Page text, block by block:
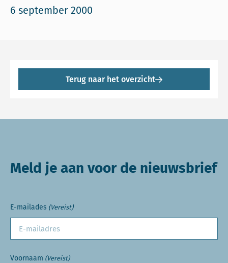
6 september 2000
Terug naar het overzicht
Meld je aan voor de nieuwsbrief
E-mailades (Vereist)
Voornaam (Vereist)